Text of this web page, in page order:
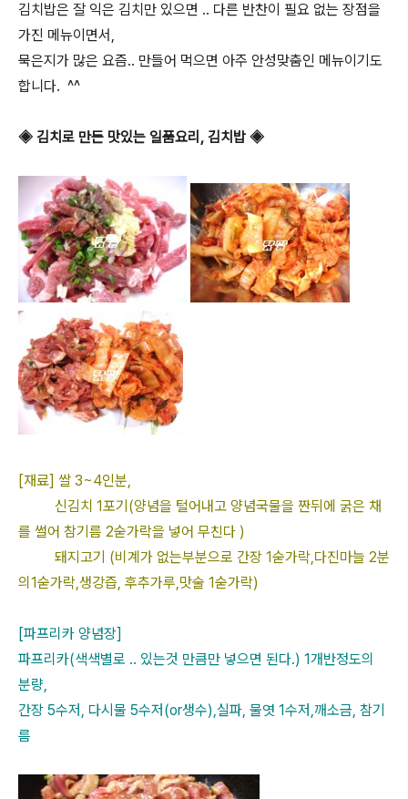
김치밥은 잘 익은 김치만 있으면 .. 다른 반찬이 필요 없는 장점을
가진 메뉴이면서,
묵은지가 많은 요즘.. 만들어 먹으면 아주 안성맞춤인 메뉴이기도
합니다. ^^
◈ 김치로 만든 맛있는 일품요리, 김치밥 ◈
[재료] 쌀 3~4인분,
신김치 1포기(양념을 털어내고 양념국물을 짠뒤에 굵은 채
를 썰어 참기름 2숟가락을 넣어 무친다 )
돼지고기 (비계가 없는부분으로 간장 1숟가락,다진마늘 2분
의1숟가락,생강즙, 후추가루,맛술 1숟가락)
[파프리카 양념장]
파프리카(색색별로 .. 있는것 만큼만 넣으면 된다.) 1개반정도의
분량,
간장 5수저, 다시물 5수저(or생수),실파, 물엿 1수저,깨소금, 참기
름